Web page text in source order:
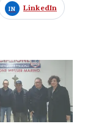
LinkedIn